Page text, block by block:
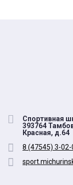
Спортивная
393764
Красная, д.64
8 (47545) 3-02-